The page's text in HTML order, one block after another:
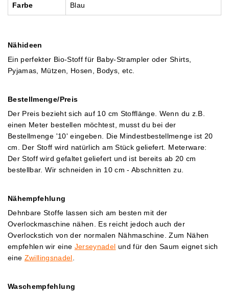
Farbe Blau
Nähideen
Ein perfekter Bio-Stoff für Baby-Strampler oder Shirts,
Pyjamas, Mützen, Hosen, Bodys, etc.
Bestellmenge/Preis
Der Preis bezieht sich auf 10 cm Stofflänge. Wenn du z.B.
einen Meter bestellen möchtest, musst du bei der
Bestellmenge '10' eingeben. Die Mindestbestellmenge ist 20
cm. Der Stoff wird natürlich am Stück geliefert. Meterware:
Der Stoff wird gefaltet geliefert und ist bereits ab 20 cm
bestellbar. Wir schneiden in 10 cm - Abschnitten zu.
Nähempfehlung
Dehnbare Stoffe lassen sich am besten mit der
Overlockmaschine nähen. Es reicht jedoch auch der
Overlockstich von der normalen Nähmaschine.Zum Nähen
empfehlen wir eine Jerseynadel und für den Saum eignet sich
eine Zwillingsnadel
Waschempfehlung